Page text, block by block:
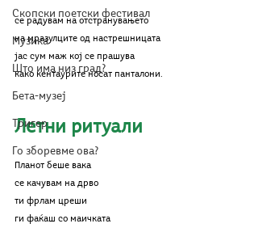
Скопски поетски фестивал
Музика
Што има низ град?
Бета-музеј
Тригер
Го зборевме ова?
се радувам на отстранувањето
на мразулците од настрешницата
јас сум маж кој се прашува
како кентаурите носат панталони.
Летни ритуали
Планот беше вака
се качувам на дрво
ти фрлам цреши
ги фаќаш со маичката